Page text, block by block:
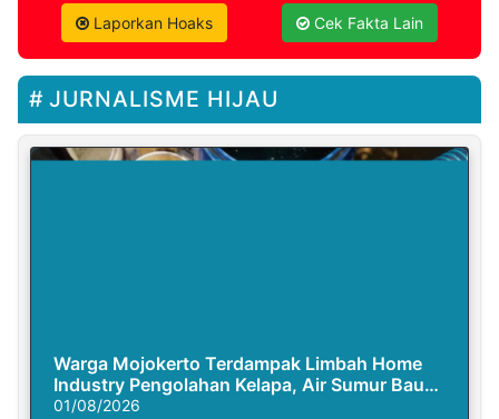
Laporkan Hoaks Cek Fakta Lain
JURNALISME HIJAU
Warga Mojokerto Terdampak Limbah Home
Industry Pengolahan Kelapa, Air Sumur Bau
Busuk
01/08/2026